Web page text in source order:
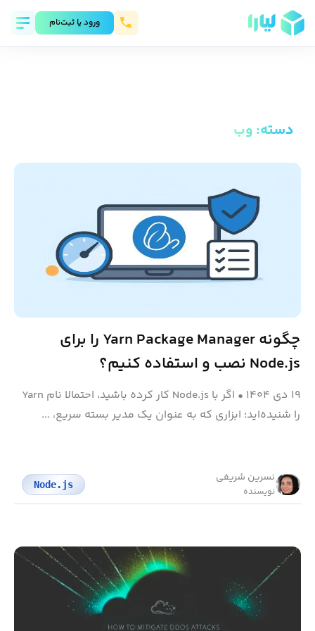
ورود يا ثبت‌نام
دسته:وب
چگونه Yarn Package Manager را برای
Node.js نصب و استفاده کنیم؟
۱۹ دی ۱۴۰۴ •
اگر با Node.js کار کرده باشید، احتمالا نام Yarn
را شنیده‌اید؛ ابزاری که به عنوان یک مدیر بسته سریع، ...
نسرین شریفی
نویسنده
Node.js